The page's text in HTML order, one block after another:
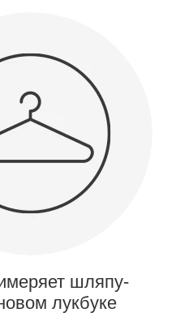
шляпу-
лукбуке